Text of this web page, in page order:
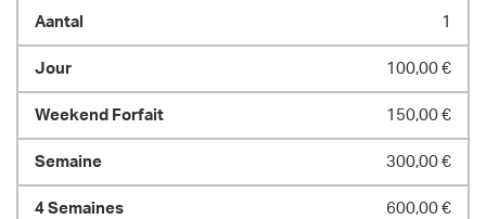
1
100,00 €
150,00 €
300,00 €
600,00 €